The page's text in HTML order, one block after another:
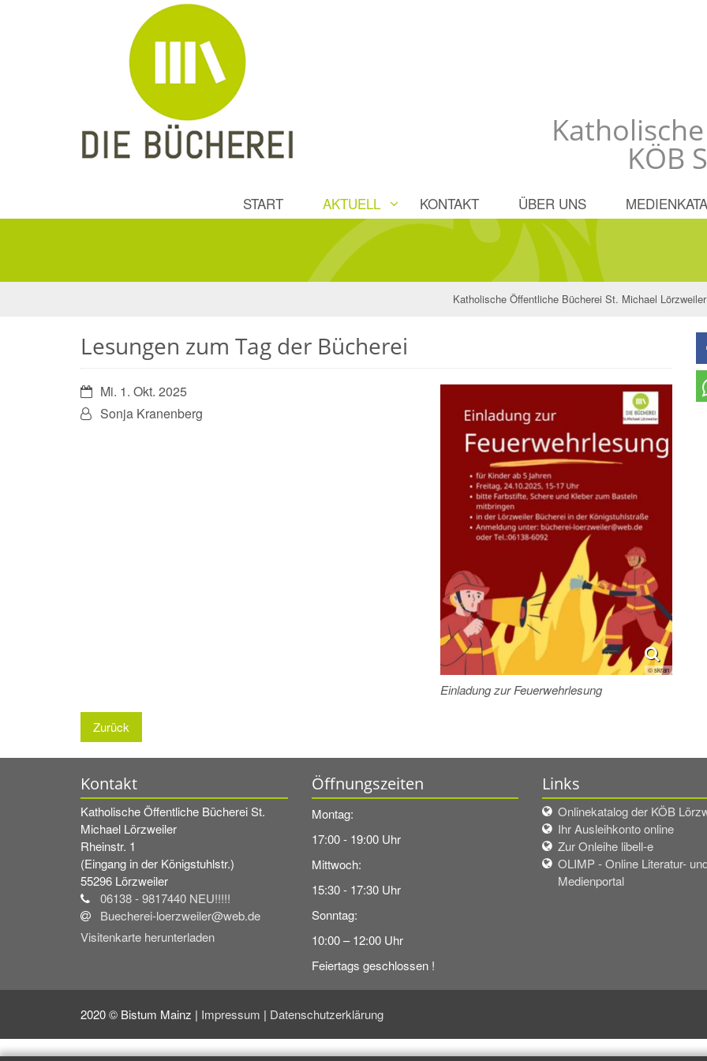
KÖB
START AKTUELL KONTAKT ÜBER UNS
Katholische Öffentliche Bücherei St. Michael Lörzweiler
Lesungen zum Tag der Bücherei
© skran
Einladung zur Feuerwehrlesung
Datum:Mi. 1. Okt. 2025
Von:Sonja Kranenberg
Zurück
Kontakt
Katholische Öffentliche Bücherei St.
Michael Lörzweiler
Rheinstr. 1
(Eingang in der Königstuhlstr.)
55296 Lörzweiler
06138 - 9817440 NEU!!!!!
Buecherei-loerzweiler@web.de
Visitenkarte herunterladen
Öffnungszeiten
Montag:
17:00 - 19:00 Uhr
Mittwoch:
15:30 - 17:30 Uhr
Sonntag:
10:00 – 12:00 Uhr
Feiertags geschlossen !
Links
Onlinekatalog der KÖB
Ihr Ausleihkonto online
Zur Onleihe libell-e
OLIMP - Online Literatur-
Medienportal
2020 © Bistum Mainz | Impressum | Datenschutzerklärung